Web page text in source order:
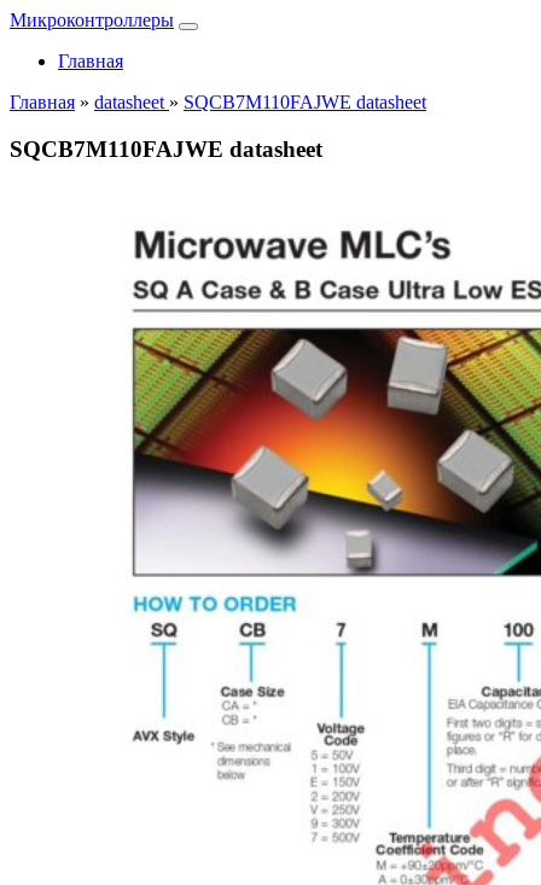
Микроконтроллеры
Главная
Главная » datasheet » SQCB7M110FAJWE datasheet
SQCB7M110FAJWE datasheet